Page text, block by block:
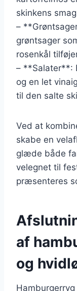
skinkens
–
grøntsager
rosenkål
– **Salater**:
og en let
til den salte
Ved at
skabe en
glæde både
velegnet til
præsenteres
af
og